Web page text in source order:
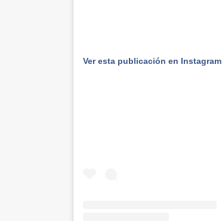
Ver esta publicación en Instagram